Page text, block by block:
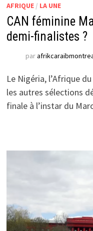
AFRIQUE/ LA UNE
CAN féminine
demi-finalistes ?
par
Le Nigéria, l’Afrique
les autres sélections
finale à l’instar du